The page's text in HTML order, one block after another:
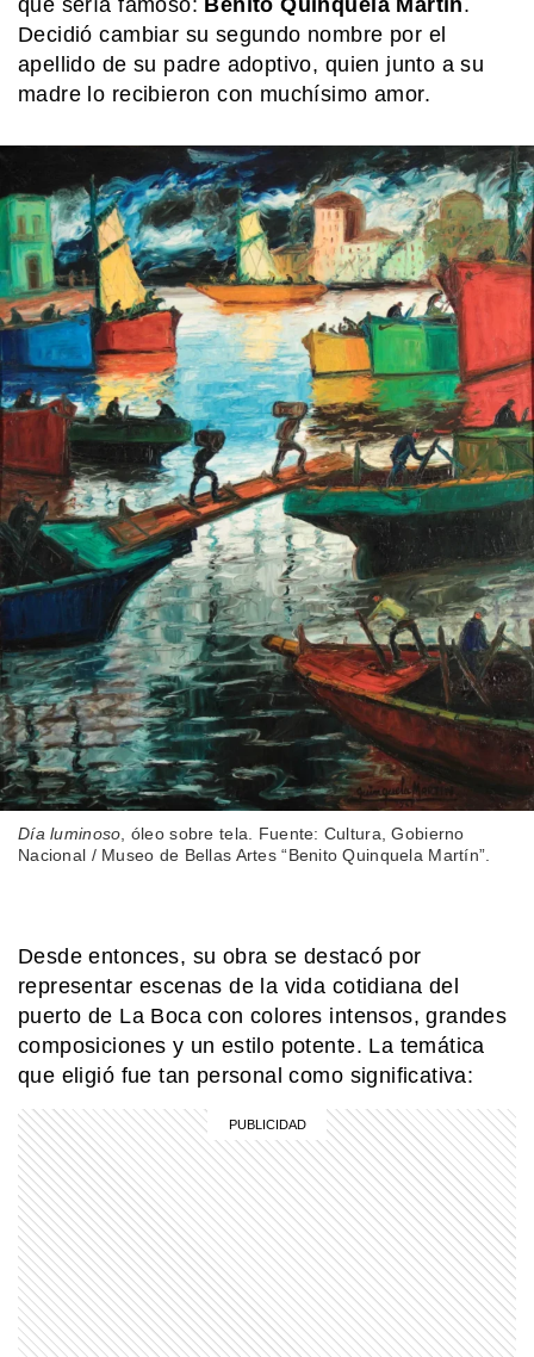
que sería famoso: Benito Quinquela Martín.
Decidió cambiar su segundo nombre por el
apellido de su padre adoptivo, quien junto a su
madre lo recibieron con muchísimo amor.
Día luminoso , óleo sobre tela. Fuente: Cultura, Gobierno
Nacional / Museo de Bellas Artes “Benito Quinquela Martín”.
Desde entonces, su obra se destacó por
representar escenas de la vida cotidiana del
puerto de La Boca con colores intensos, grandes
composiciones y un estilo potente. La temática
que eligió fue tan personal como significativa:
SABER MAS
¿Qué diferencia hay entre una
península y un istmo?
MI PAIS
¿Sabías que Manuel Belgrano era
descendiente de italianos?
NATURALEZA
El secreto del albatros para volar
miles de kilómetros casi sin aletear
SABER MAS
Una banana pegada en la pared: la
obra de arte que se vendió por 6
millones de dólares
COMUNIDAD EDUCATIVA
¿Cómo se hace una infografía clara y
atractiva?
COMUNIDAD EDUCATIVA
Crianza 2.0: qué son las vacunas y
por qué son importantes desde la
primera infancia
MI PAIS
¿Cuándo y dónde nació José de San
¿Cómo se hace una infografía clara y
atractiva?
Crianza 2.0: la literatura infantil y
cómo fomentarla en las casas y
escuelas
SABER MAS
¿Qué significa cuando los perros se
ponen panza arriba?